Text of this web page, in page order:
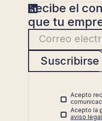
Recibe el
que tu
Suscribirse
Acepto
Acepto la
aviso legal